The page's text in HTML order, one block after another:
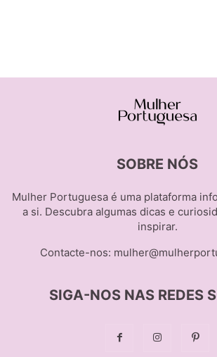
SOBRE NÓS
Mulher Portuguesa é uma plataforma
a si. Descubra algumas dicas e
inspirar.
Contacte-nos:
SIGA-NOS NAS REDES